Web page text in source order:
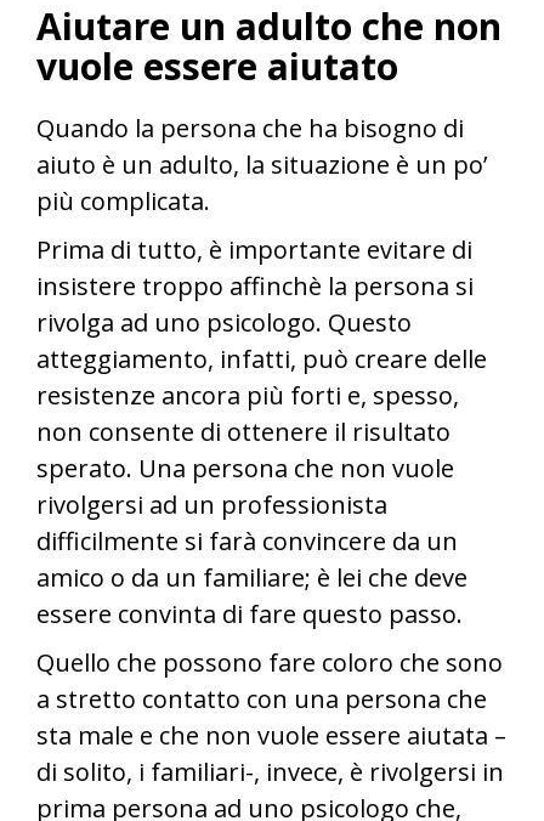
Aiutare un adulto che non
vuole essere aiutato
Quando la persona che ha bisogno di
aiuto è un adulto, la situazione è un po’
più complicata.
Prima di tutto, è importante evitare di
insistere troppo affinchè la persona si
rivolga ad uno psicologo. Questo
atteggiamento, infatti, può creare delle
resistenze ancora più forti e, spesso,
non consente di ottenere il risultato
sperato. Una persona che non vuole
rivolgersi ad un professionista
difficilmente si farà convincere da un
amico o da un familiare; è lei che deve
essere convinta di fare questo passo.
Quello che possono fare coloro che sono
a stretto contatto con una persona che
sta male e che non vuole essere aiutata –
di solito, i familiari-, invece, è rivolgersi in
prima persona ad uno psicologo che,